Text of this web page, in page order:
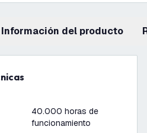
información del producto
40.000 horas de
funcionamiento